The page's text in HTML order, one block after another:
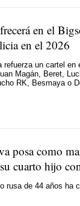
en el
en el 2026
refuerza un cartel
Magán, Beret,
RK, Besmaya o
posa como
cuarto hijo
rusa de 44 años ha